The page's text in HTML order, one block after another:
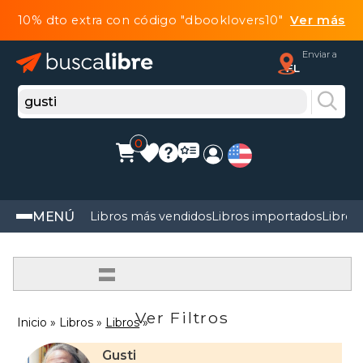
10% dto extra con código "dbooklovers10"Ver más
Enviar a
FL
0
MENÚ Libros más vendidosLibros importadosLibros
=
Ver Filtros
Inicio Libros Libros
Gusti